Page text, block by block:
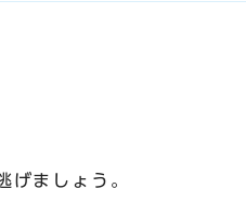
ましょう。